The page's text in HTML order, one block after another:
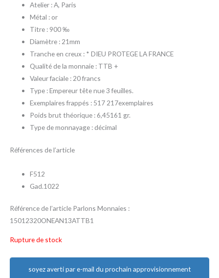
Atelier : A, Paris
Métal : or
Titre : 900 ‰
Diamètre : 21mm
Tranche en creux : * DIEU PROTEGE LA FRANCE
Qualité de la monnaie : TTB +
Valeur faciale : 20 francs
Type : Empereur tête nue 3 feuilles.
Exemplaires frappés : 517 217exemplaires
Poids brut théorique : 6,45161 gr.
Type de monnayage : décimal
Références de l’article
F512
Gad.1022
Référence de l’article Parlons Monnaies :
15012320ONEAN13ATTB1
Rupture de stock
soyez averti par e-mail du prochain approvisionnement